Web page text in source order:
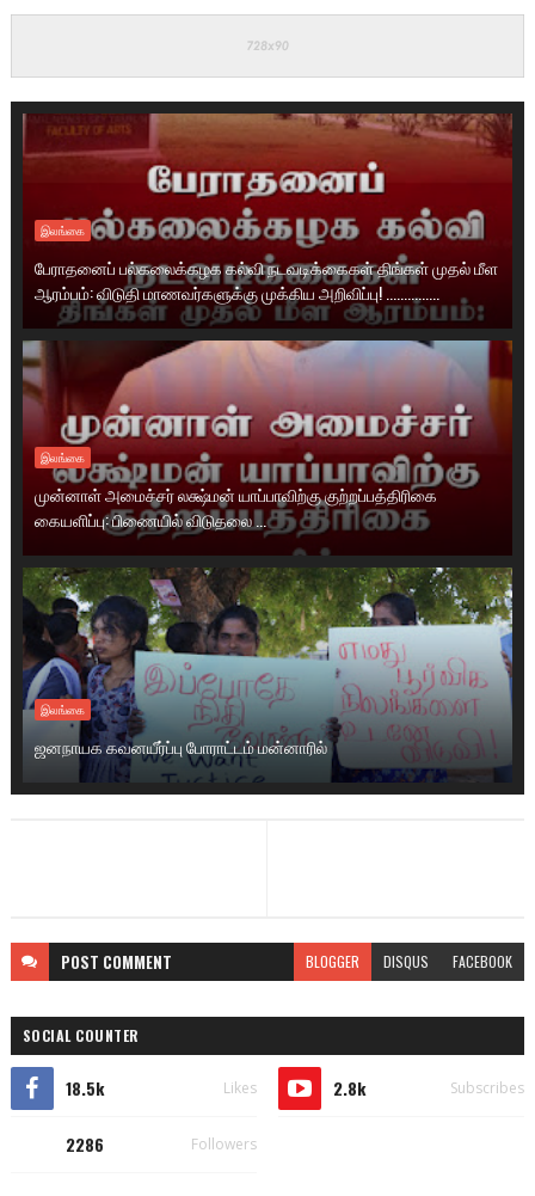
இலங்கை
பேராதனைப் பல்கலைக்கழக கல்வி நடவடிக்கைகள் திங்கள் முதல் மீள
ஆரம்பம்: விடுதி மாணவர்களுக்கு முக்கிய அறிவிப்பு! ...............
இலங்கை
முன்னாள் அமைச்சர் லக்ஷ்மன் யாப்பாவிற்கு குற்றப்பத்திரிகை
கையளிப்பு: பிணையில் விடுதலை ...
இலங்கை
ஜனநாயக கவனயீர்ப்பு போராட்டம் மன்னாரில்
POST COMMENT BLOGGER DISQUS FACEBOOK
SOCIAL COUNTER
18.5k Likes 2.8k Subscribes
2286 Followers